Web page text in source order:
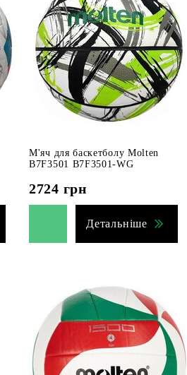
М'яч для баскетболу Molten
B7F3501 B7F3501-WG
2724 грн
Детальніше